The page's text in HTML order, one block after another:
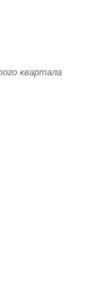
квартала